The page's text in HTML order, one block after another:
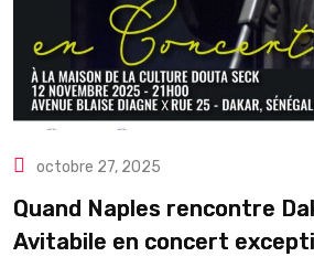
octobre 27, 2025
Quand Naples rencontre
Avitabile en concert